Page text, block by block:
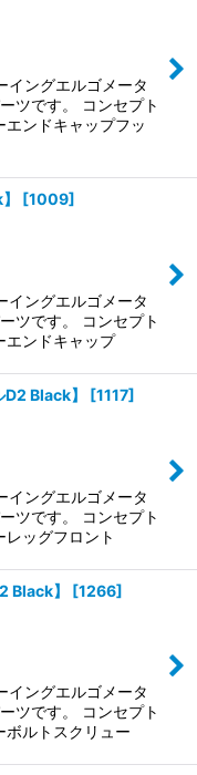
ングエルゴメータ
ツです。 コンセプト
ンドキャップフッ
[1009]
ングエルゴメータ
ツです。 コンセプト
エンドキャップ
Black】 [1117]
ングエルゴメータ
ツです。 コンセプト
ッグフロント
Black】 [1266]
ングエルゴメータ
ツです。 コンセプト
ボルトスクリュー